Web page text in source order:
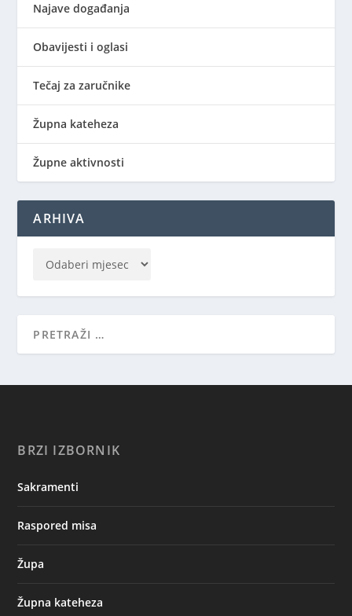
Najave događanja
Obavijesti i oglasi
Tečaj za zaručnike
Župna kateheza
Župne aktivnosti
ARHIVA
BRZI IZBORNIK
Sakramenti
Raspored misa
Župa
Župna kateheza